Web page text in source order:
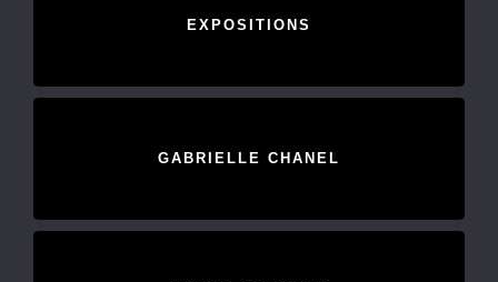
EXPOSITIONS
GABRIELLE CHANEL